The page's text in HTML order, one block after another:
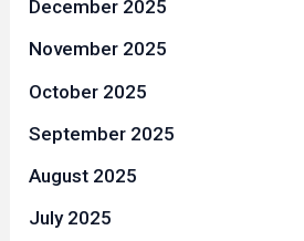
December 2025
November 2025
October 2025
September 2025
August 2025
July 2025